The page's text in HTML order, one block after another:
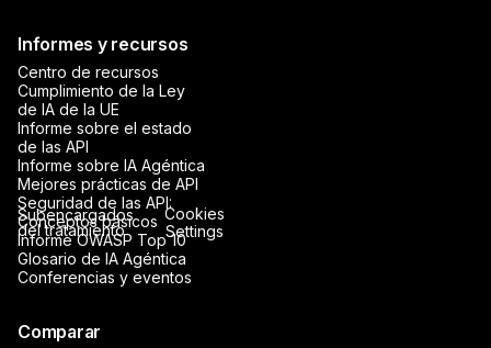
Informes y recursos
Centro de recursos
Cumplimiento de la Ley
de IA de la UE
Informe sobre el estado
de las API
Informe sobre IA Agéntica
Mejores prácticas de API
Seguridad de las API:
Conceptos básicos
Informe OWASP Top 10
Glosario de IA Agéntica
Conferencias y eventos
Comparar
Subencargados
del tratamiento
Cookies
Settings